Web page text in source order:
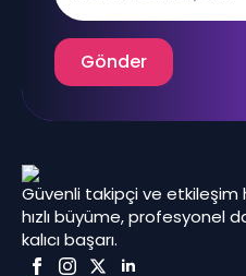
Gönder
Güvenli takipçi ve etkileşim
hızlı büyüme, profesyonel
kalıcı başarı.